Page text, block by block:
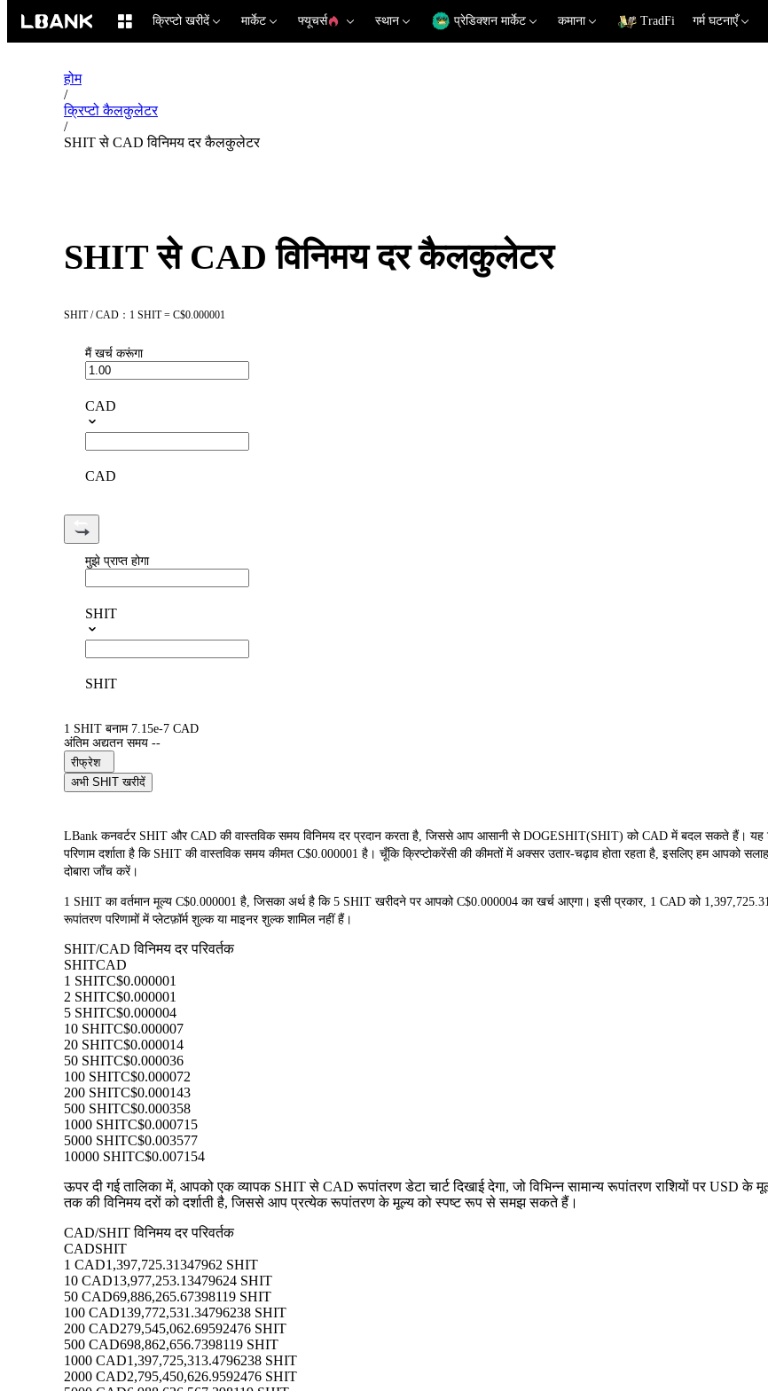
क्रिप्टो खरीदें मार्केट फ्यूचर्स स्थान प्रेडिक्शन मार्केट कमाना TradFi गर्म घटनाएँ
होम
/
क्रिप्टो कैलकुलेटर
/
SHIT से CAD विनिमय दर कैलकुलेटर
SHIT से CAD विनिमय दर कैलकुलेटर
SHIT / CAD：1 SHIT = C$0.000001
मैं खर्च करूंगा
CAD
CAD
मुझे प्राप्त होगा
SHIT
SHIT
1 SHIT बनाम 7.15e-7 CAD
अंतिम अद्यतन समय --
रीफ्रेश
अभी SHIT खरीदें
LBank कनवर्टर SHIT और CAD की वास्तविक समय विनिमय दर प्रदान करता है, जिससे आप आसानी से DOGESHIT(SHIT) को CAD में बदल सकते हैं। यह
परिणाम दर्शाता है कि SHIT की वास्तविक समय कीमत C$0.000001 है। चूँकि क्रिप्टोकरेंसी की कीमतों में अक्सर उतार-चढ़ाव होता रहता है, इसलिए हम आपको
दोबारा जाँच करें।
1 SHIT का वर्तमान मूल्य C$0.000001 है, जिसका अर्थ है कि 5 SHIT खरीदने पर आपको C$0.000004 का खर्च आएगा। इसी प्रकार, 1 CAD को
रूपांतरण परिणामों में प्लेटफ़ॉर्म शुल्क या माइनर शुल्क शामिल नहीं हैं।
SHIT/CAD विनिमय दर परिवर्तक
SHITCAD
1 SHITC$0.000001
2 SHITC$0.000001
5 SHITC$0.000004
10 SHITC$0.000007
20 SHITC$0.000014
50 SHITC$0.000036
100 SHITC$0.000072
200 SHITC$0.000143
500 SHITC$0.000358
1000 SHITC$0.000715
5000 SHITC$0.003577
10000 SHITC$0.007154
ऊपर दी गई तालिका में, आपको एक व्यापक SHIT से CAD रूपांतरण डेटा चार्ट दिखाई देगा, जो विभिन्न सामान्य रूपांतरण राशियों पर USD
तक की विनिमय दरों को दर्शाती है, जिससे आप प्रत्येक रूपांतरण के मूल्य को स्पष्ट रूप से समझ सकते हैं।
CAD/SHIT विनिमय दर परिवर्तक
CADSHIT
1 CAD1,397,725.31347962 SHIT
10 CAD13,977,253.13479624 SHIT
50 CAD69,886,265.67398119 SHIT
100 CAD139,772,531.34796238 SHIT
200 CAD279,545,062.69592476 SHIT
500 CAD698,862,656.7398119 SHIT
1000 CAD1,397,725,313.4796238 SHIT
2000 CAD2,795,450,626.9592476 SHIT